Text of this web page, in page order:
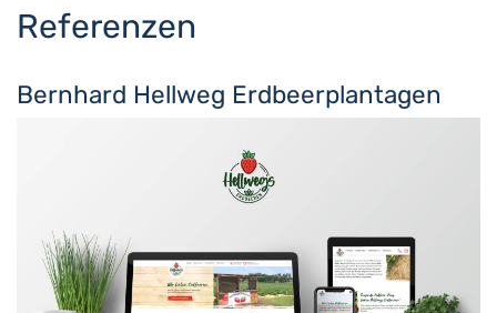
Referenzen
Bernhard Hellweg Erdbeerplantagen